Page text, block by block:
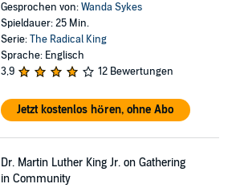
Gesprochen von:Wanda Sykes
Spieldauer: 25 Min.
Serie:The Radical King
Sprache: Englisch
3,9
12 Bewertungen
Jetzt kostenlos hören, ohne Abo
Dr. Martin Luther King Jr. on Gathering
in Community